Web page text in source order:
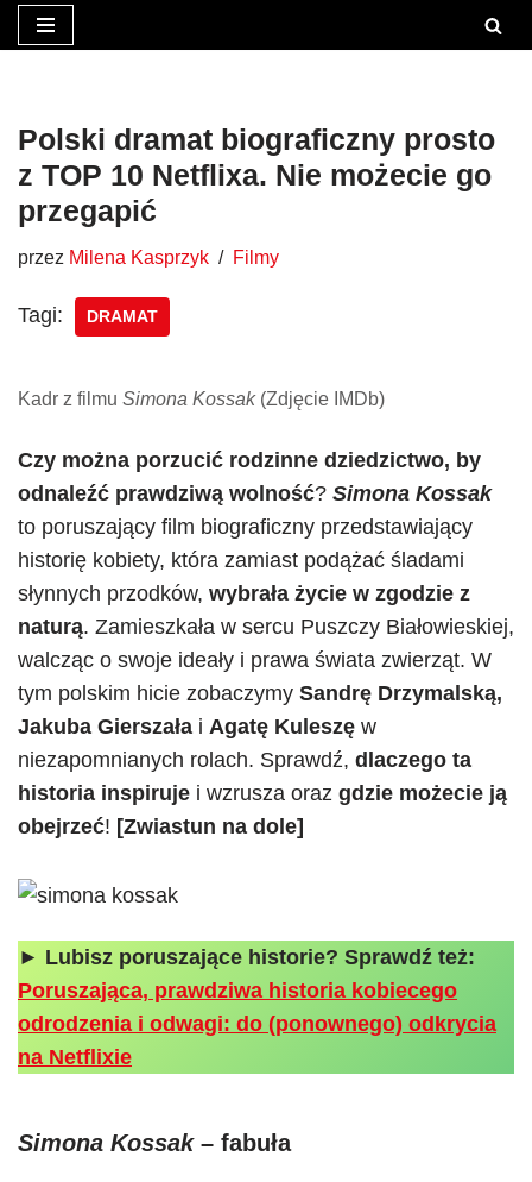
treści
Polski dramat biograficzny prosto
z TOP 10 Netflixa. Nie możecie go
przegapić
przez Milena Kasprzyk Filmy
Tagi: DRAMAT
Kadr z filmu Simona Kossak(Zdjęcie IMDb)
Czy można porzucić rodzinne dziedzictwo, by
odnaleźć prawdziwą wolność? Simona Kossak
to poruszający film biograficzny przedstawiający
historię kobiety, która zamiast podążać śladami
słynnych przodków, wybrała życie w zgodzie z
naturą. Zamieszkała w sercu Puszczy Białowieskiej,
walcząc o swoje ideały i prawa świata zwierząt. W
tym polskim hicie zobaczymy Sandrę Drzymalską,
Jakuba Gierszała i Agatę Kuleszę w
niezapomnianych rolach. Sprawdź, dlaczego ta
historia inspiruje i wzrusza oraz gdzie możecie ją
obejrzeć! [Zwiastun na dole]
► Lubisz poruszające historie? Sprawdź też:
Poruszająca, prawdziwa historia kobiecego
odrodzenia i odwagi: do (ponownego) odkrycia
na Netflixie
Simona Kossak– fabuła